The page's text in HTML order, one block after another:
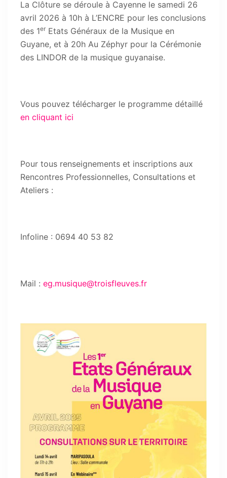
La Clôture se déroule à Cayenne le samedi 26
avril 2026 à 10h à L’ENCRE pour les conclusions
des 1er Etats Généraux de la Musique en
Guyane, et à 20h Au Zéphyr pour la Cérémonie
des LINDOR de la musique guyanaise.
Vous pouvez télécharger le programme détaillé
en cliquant ici
Pour tous renseignements et inscriptions aux
Rencontres Professionnelles, Consultations et
Ateliers :
Infoline : 0694 40 53 82
Mail : eg.musique@troisfleuves.fr